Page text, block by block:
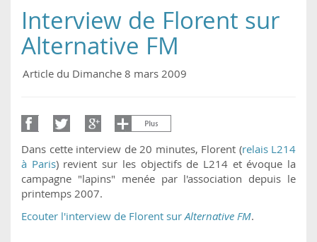
Interview de Florent sur
Alternative FM
Article du Dimanche 8 mars 2009
Dans cette interview de 20 minutes, Florent (relais L214
à Paris) revient sur les objectifs de L214 et évoque la
campagne "lapins" menée par l'association depuis le
printemps 2007.
Ecouter l'interview de Florent sur Alternative FM.